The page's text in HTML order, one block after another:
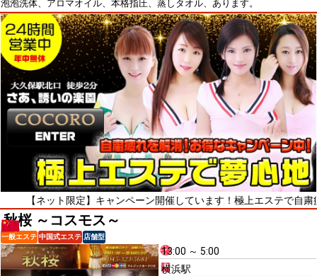
泡泡洗体、アロマオイル、本格指圧、蒸しタオル、あります。
ット限定】キャンペーン開催しています！極上エステで自粛疲れを
秋桜 ～コスモス～
一般エステ 中国式エステ 店舗型
13:00 ～ 5:00
横浜駅